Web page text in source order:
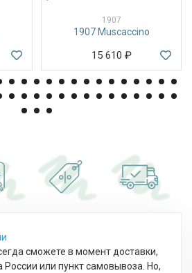
1907
1907 Muscaccino
15 610 ₽
сможете в момент доставки,
России или пункт самовывоза. Но,